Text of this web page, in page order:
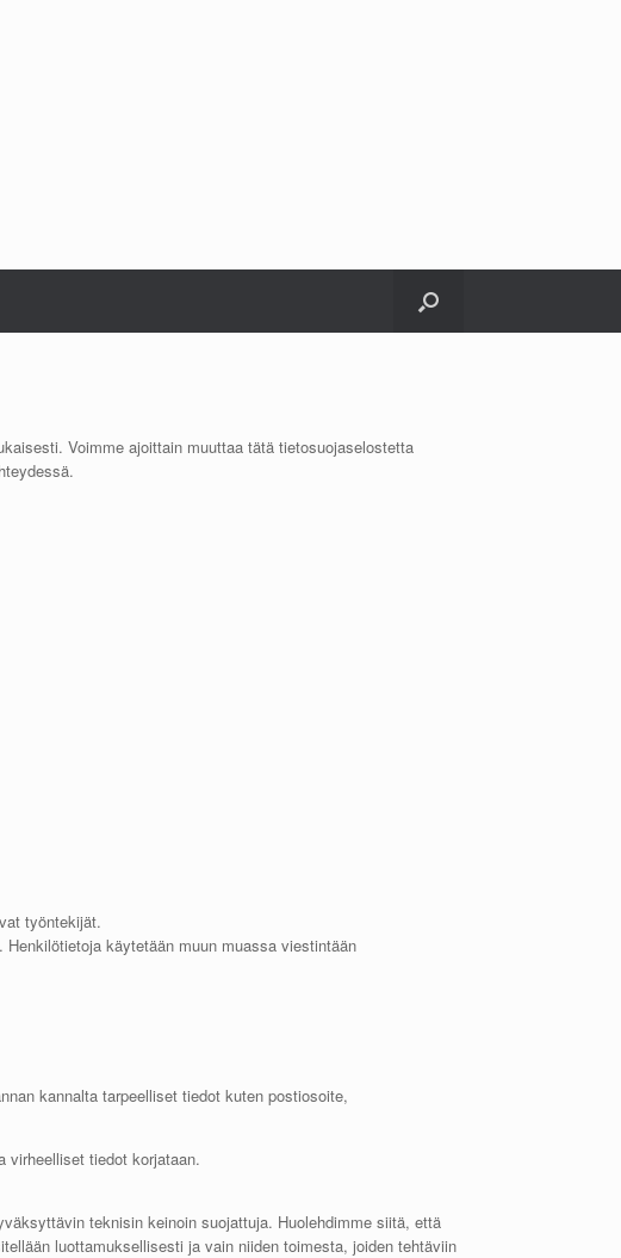
Voimme ajoittain muuttaa tätä tietosuojaselostetta
työntekijät.
käytetään muun muassa viestintään
kannalta tarpeelliset tiedot kuten postiosoite,
virheelliset tiedot korjataan.
teknisin keinoin suojattuja. Huolehdimme siitä, että
luottamuksellisesti ja vain niiden toimesta, joiden tehtäviin